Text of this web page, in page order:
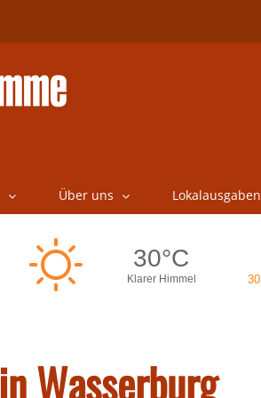
Über uns Lokalausgaben
Wasserburg